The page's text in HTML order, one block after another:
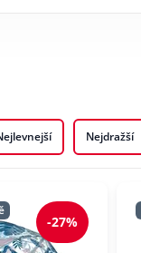
Nejdražší
-27%